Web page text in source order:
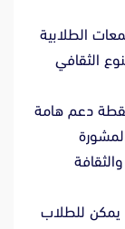
الطلابية
الثقافي
دعم هامة
يمكن للطلاب